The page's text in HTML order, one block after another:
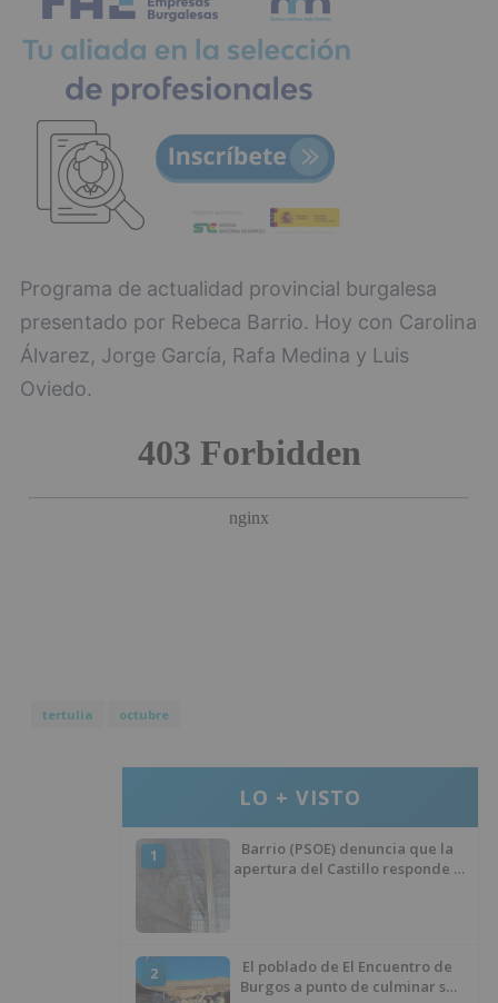
Programa de actualidad provincial burgalesa
presentado por Rebeca Barrio. Hoy con Carolina
Álvarez, Jorge García, Rafa Medina y Luis
Oviedo.
tertulia octubre
LO + VISTO
1
Barrio (PSOE) denuncia que la
apertura del Castillo responde a
2
El poblado de El Encuentro de
Burgos a punto de culminar su